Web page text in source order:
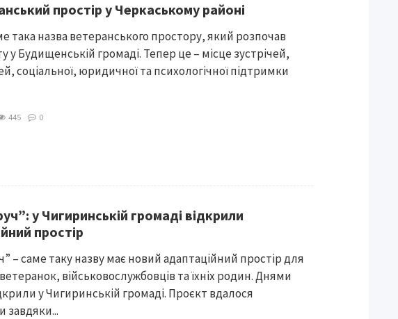
простір у Черкаському районі
така назва ветеранського простору, який розпочав
у Будищенській громаді. Тепер це – місце зустрічей,
соціальної, юридичної та психологічної підтримки
445 0
у Чигиринській громаді відкрили
простір
– саме таку назву має новий адаптаційний простір для
військовослужбовців та їхніх родин. Днями
у Чигиринській громаді. Проєкт вдалося
завдяки...